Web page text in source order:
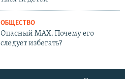
ОБЩЕСТВО
Опасный MAX. Почему его
следует избегать?